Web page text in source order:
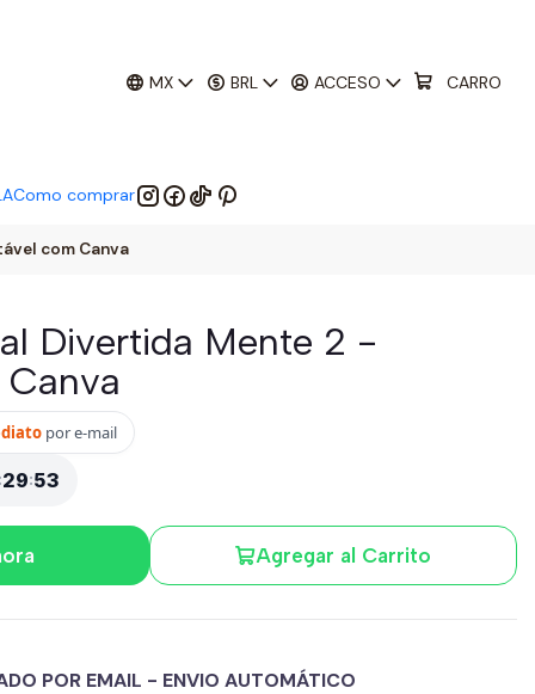
MX BRL ACCESO CARRO
Como comprar
com Canva
Divertida Mente 2 -
por e-mail
29:51
Agregar al Carrito
POR EMAIL - ENVIO AUTOMÁTICO